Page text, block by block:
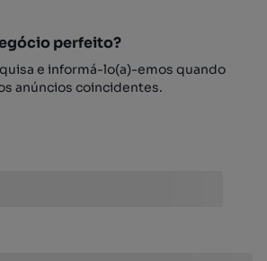
perfeito?
e informá-lo(a)-emos quando
anúncios coincidentes.
pesquisa